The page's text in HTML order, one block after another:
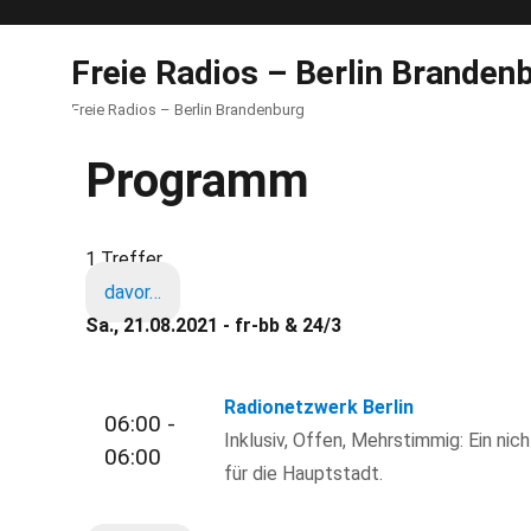
Freie Radios – Berlin
Freie Radios – Berlin Brandenburg
Programm
1 Treffer
davor…
Sa., 21.08.2021 - fr-bb & 24/3
06:00 -
06:00
Radionetzwerk Berlin
Inklusiv, Offen, Mehrstimmig: Ein
für die Hauptstadt.